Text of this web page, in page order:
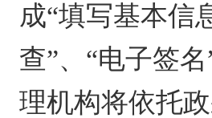
成“填写基本信
查”、“电子签
理机构将依托